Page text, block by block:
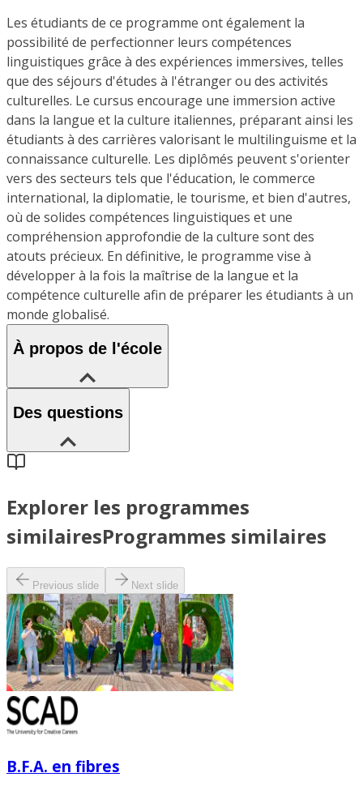
Les étudiants de ce programme ont également la
possibilité de perfectionner leurs compétences
linguistiques grâce à des expériences immersives, telles
que des séjours d'études à l'étranger ou des activités
culturelles. Le cursus encourage une immersion active
dans la langue et la culture italiennes, préparant ainsi les
étudiants à des carrières valorisant le multilinguisme et la
connaissance culturelle. Les diplômés peuvent s'orienter
vers des secteurs tels que l'éducation, le commerce
international, la diplomatie, le tourisme, et bien d'autres,
où de solides compétences linguistiques et une
compréhension approfondie de la culture sont des
atouts précieux. En définitive, le programme vise à
développer à la fois la maîtrise de la langue et la
compétence culturelle afin de préparer les étudiants à un
monde globalisé.
À propos de l'école
Des questions
Explorer les programmes
similairesProgrammes similaires
Previous slide Next slide
B.F.A. en fibres